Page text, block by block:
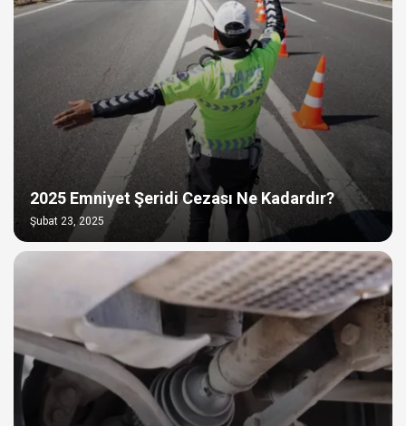
2025 Emniyet Şeridi Cezası Ne Kadardır?
Şubat 23, 2025